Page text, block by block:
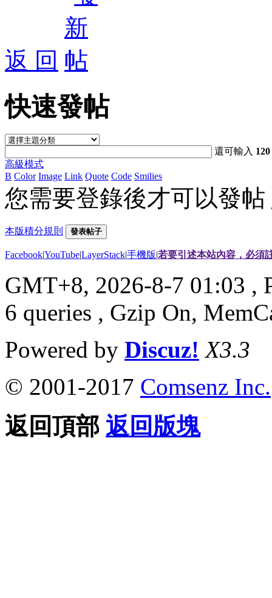
返 回
快速發帖
還可輸入 120
高級模式
B Color Image Link Quote Code Smilies
您需要登錄後才可以發帖
本版積分規則 發表帖子
Facebook|YouTube|LayerStack|手機版|若要引述本站內容，必須
GMT+8, 2026-8-7 01:03 ,
6 queries , Gzip On,
Powered by Discuz! X3.3
© 2001-2017 Comsenz Inc.
返回頂部 返回版塊